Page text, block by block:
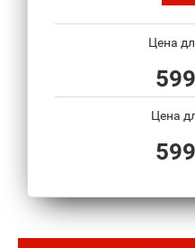
Цена
Цена